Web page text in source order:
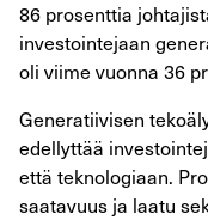
86 prosenttia
investointejaan
oli viime vuonna 36
Generatiivisen
edellyttää
että teknologiaan.
saatavuus ja laatu